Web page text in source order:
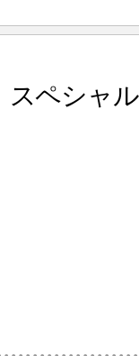
スペシャ